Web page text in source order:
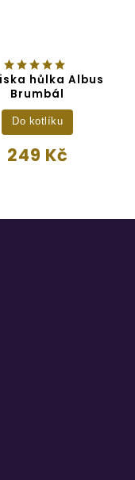
hůlka Albus
Brumbál
249 Kč
Do kotlíku